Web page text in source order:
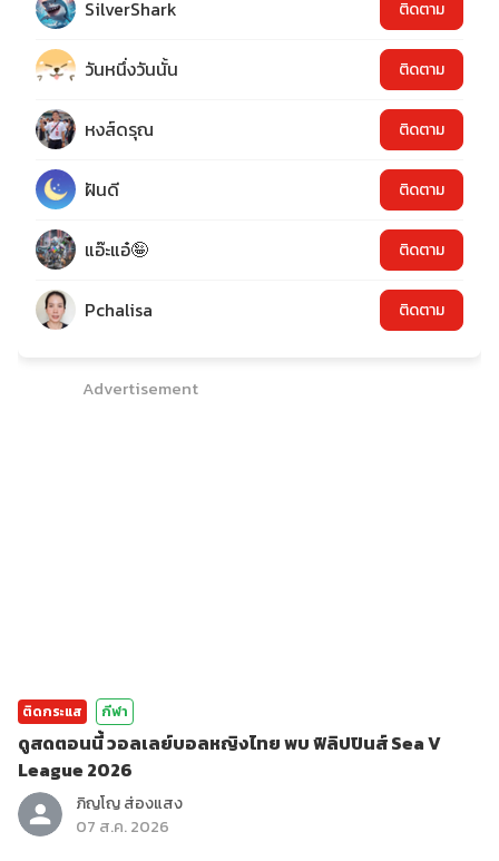
SilverShark ติดตาม
วันหนึ่งวันนั้น ติดตาม
หงส์ดรุณ ติดตาม
ฝันดี ติดตาม
แอ๊ะแอ๋🤪 ติดตาม
Pchalisa ติดตาม
Advertisement
ติดกระแส กีฬา
ดูสดตอนนี้ วอลเลย์บอลหญิงไทย พบ ฟิลิปปินส์ Sea V
League 2026
ภิญโญ ส่องแสง
07 ส.ค. 2026